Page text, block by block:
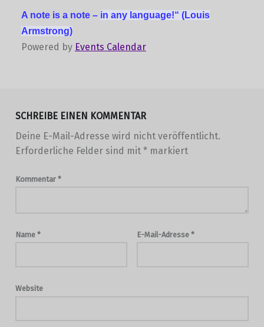
A note is a note – in any language!“ (Louis
Armstrong)
Powered by Events Calendar
SCHREIBE EINEN KOMMENTAR
Deine E-Mail-Adresse wird nicht veröffentlicht.
Erforderliche Felder sind mit *markiert
Kommentar *
Name * E-Mail-Adresse *
Website